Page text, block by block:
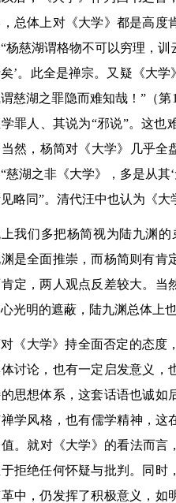
总体上对《大学》都是高
杨慈湖谓格物不可以穷理，
’。此全是禅宗。又疑《大
慈湖之罪隐而难知哉！”（
罪人、其说为“邪说”。这
然，杨简对《大学》几乎全
慈湖之非《大学》，多是从
略同”。清代汪中也认为《
我们多把杨简视为陆九渊
渊是全面推崇，而杨简则有
肯定，两人观点反差较大。
光明的遮蔽，陆九渊总体上
《大学》持全面否定的态度
讨论，也有一定启发意义，
思想体系，这套话语也诚如
学风格，也有儒学精神，这
。就对《大学》的看法而言
拒绝任何怀疑与批判。同时
中，仍发挥了积极意义，